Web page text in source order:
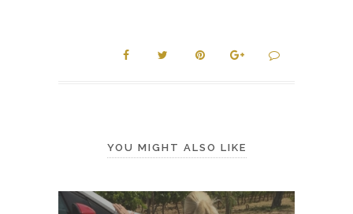
YOU MIGHT ALSO LIKE